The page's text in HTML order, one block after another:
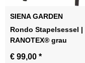
SIENA GARDEN
Rondo Stapelsessel |
RANOTEX® grau
€ 99,00 *